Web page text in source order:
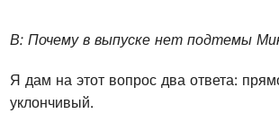
В: Почему в выпуске нет подтемы
Я дам на этот вопрос два ответа:
уклончивый.